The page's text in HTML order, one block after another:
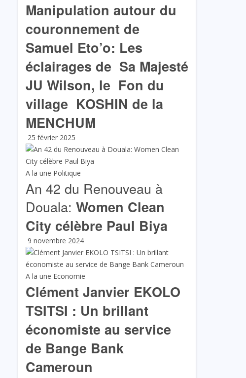
Manipulation autour du
couronnement de
Samuel Eto’o: Les
éclairages de Sa Majesté
JU Wilson, le Fon du
village KOSHIN de la
MENCHUM
25 février 2025
A la une Politique
An 42 du Renouveau à
Douala:Women Clean
City célèbre Paul Biya
9 novembre 2024
A la une Economie
Clément Janvier EKOLO
TSITSI : Un brillant
économiste au service
de Bange Bank
Cameroun